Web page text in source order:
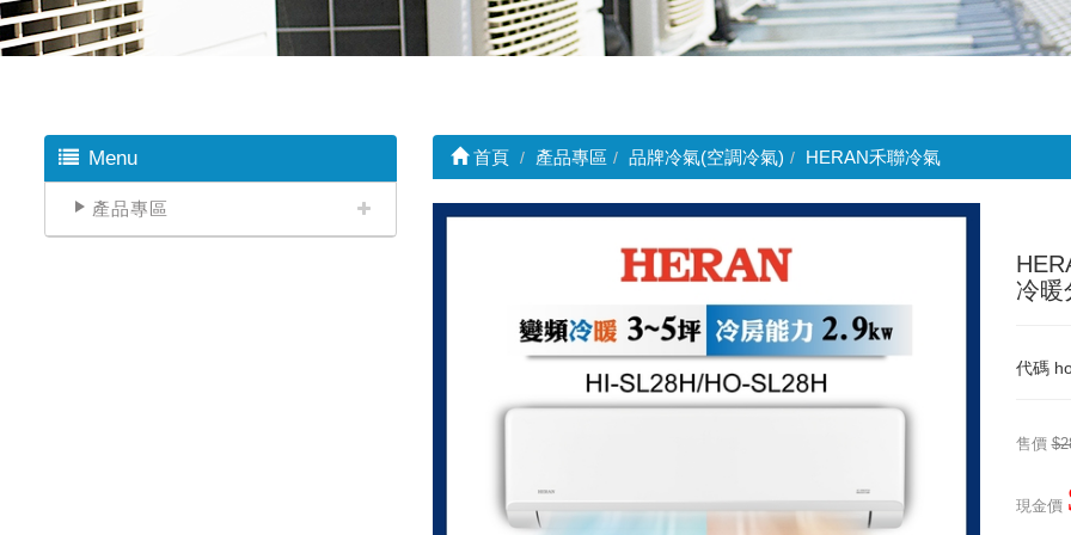
Menu
產品專區
首頁 產品專區 品牌冷氣(空調冷氣) HERAN禾聯冷氣
冷暖
代碼
售價
現金價